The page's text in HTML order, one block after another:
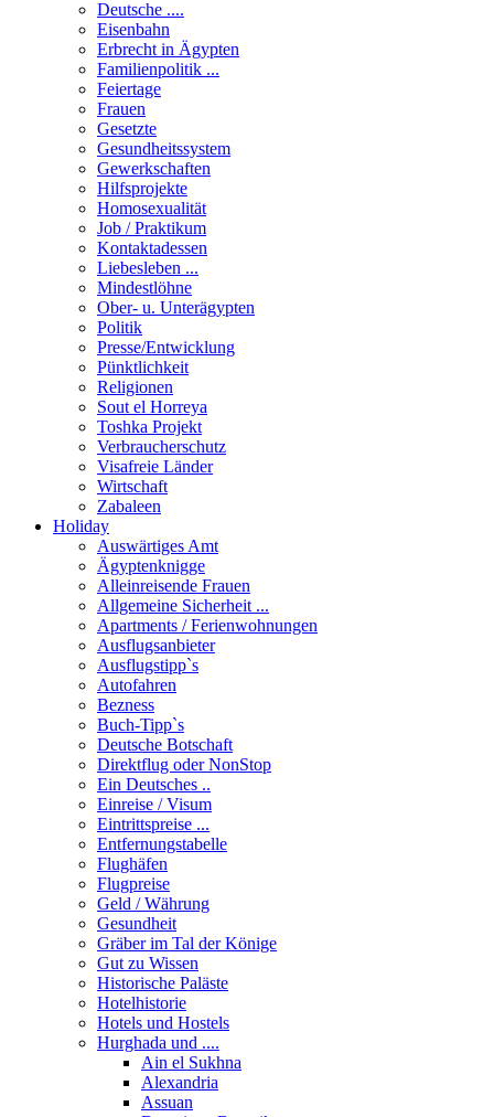
Deutsche ....
Eisenbahn
Erbrecht in Ägypten
Familienpolitik ...
Feiertage
Frauen
Gesetzte
Gesundheitssystem
Gewerkschaften
Hilfsprojekte
Homosexualität
Job / Praktikum
Kontaktadessen
Liebesleben ...
Mindestlöhne
Ober- u. Unterägypten
Politik
Presse/Entwicklung
Pünktlichkeit
Religionen
Sout el Horreya
Toshka Projekt
Verbraucherschutz
Visafreie Länder
Wirtschaft
Zabaleen
Holiday
Auswärtiges Amt
Ägyptenknigge
Alleinreisende Frauen
Allgemeine Sicherheit ...
Apartments / Ferienwohnungen
Ausflugsanbieter
Ausflugstipp`s
Autofahren
Bezness
Buch-Tipp`s
Deutsche Botschaft
Direktflug oder NonStop
Ein Deutsches ..
Einreise / Visum
Eintrittspreise ...
Entfernungstabelle
Flughäfen
Flugpreise
Geld / Währung
Gesundheit
Gräber im Tal der Könige
Gut zu Wissen
Historische Paläste
Hotelhistorie
Hotels und Hostels
Hurghada und ....
Ain el Sukhna
Alexandria
Assuan